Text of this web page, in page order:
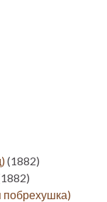
(1882)